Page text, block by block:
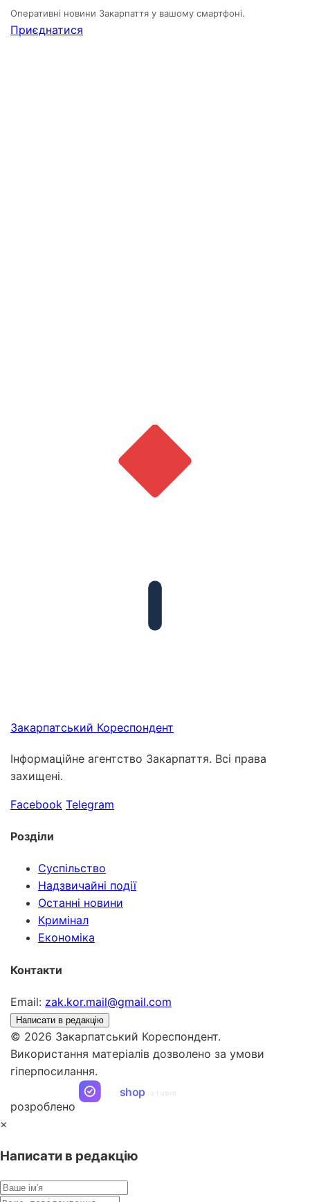
Оперативні новини Закарпаття у вашому смартфоні.
Приєднатися
Закарпатський Кореспондент
Інформаційне агентство Закарпаття. Всі права
захищені.
Facebook Telegram
Розділи
Суспільство
Надзвичайні події
Останні новини
Кримінал
Економіка
Контакти
Email: zak.kor.mail@gmail.com
Написати в редакцію
© 2026 Закарпатський Кореспондент.
Використання матеріалів дозволено за умови
гіперпосилання.
розроблено
shop STUDIO
×
Написати в редакцію